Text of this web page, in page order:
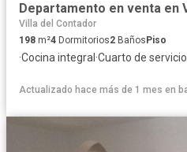
Villa del Contador
198 m²4 Dormitorios2 BañosPiso
·Cocina integral ·Cuarto de servicio
Actualizado hace más de 1 mes en